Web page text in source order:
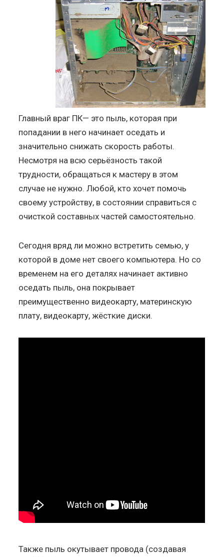
Главный враг ПК— это пыль, которая при
попадании в него начинает оседать и
значительно снижать скорость работы.
Несмотря на всю серьёзность такой
трудности, обращаться к мастеру в этом
случае не нужно. Любой, кто хочет помочь
своему устройству, в состоянии справиться с
очисткой составных частей самостоятельно.
Сегодня вряд ли можно встретить семью, у
которой в доме нет своего компьютера. Но со
временем на его деталях начинает активно
оседать пыль, она покрывает
преимущественно видеокарту, материнскую
плату, видеокарту, жёсткие диски.
Также пыль окутывает провода (создавая